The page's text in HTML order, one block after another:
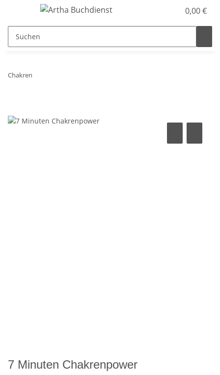
0,00 €
Chakren
7 Minuten Chakrenpower